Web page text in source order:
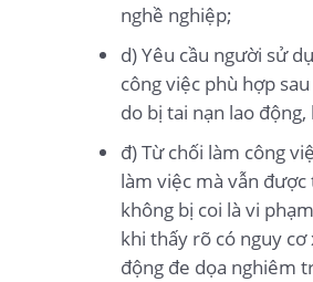
nghề nghiệp;
d) Yêu cầu người sử
công việc phù hợp
do bị tai nạn lao
đ) Từ chối làm công
làm việc mà vẫn
không bị coi là vi
khi thấy rõ có nguy
động đe dọa nghiêm